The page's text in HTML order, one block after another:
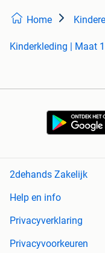
Home
Kinderkleding | Maat
2dehands Zakelijk
Help en info
Privacyverklaring
Privacyvoorkeuren